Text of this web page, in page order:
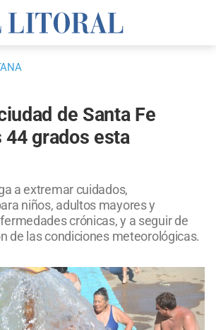
de Santa Fe
44 grados esta
a extremar cuidados,
niños, adultos mayores y
crónicas, y a seguir de
de las condiciones meteorológicas.